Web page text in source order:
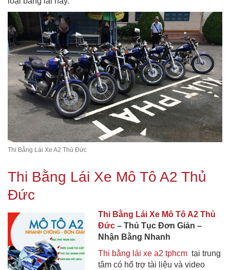
Thi Bằng Lái Xe A2 Thủ Đức
Thi Bằng Lái Xe Mô Tô A2 Thủ
Đức
Thi Bằng Lái Xe Mô Tô A2 Thủ
Đức– Thủ Tục Đơn Giản –
Nhận Bằng Nhanh
Thi bằng lái xe a2 tphcmtại trung
tâm có hổ trợ tài liệu và video